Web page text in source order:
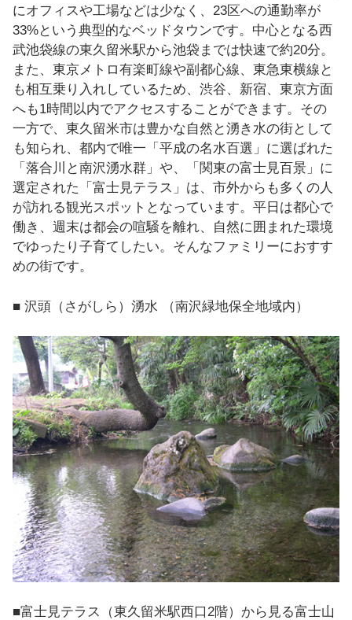
にオフィスや工場などは少なく、23区への通勤率が
33%という典型的なベッドタウンです。中心となる西
武池袋線の東久留米駅から池袋までは快速で約20分。
また、東京メトロ有楽町線や副都心線、東急東横線と
も相互乗り入れしているため、渋谷、新宿、東京方面
へも1時間以内でアクセスすることができます。その
一方で、東久留米市は豊かな自然と湧き水の街として
も知られ、都内で唯一「平成の名水百選」に選ばれた
「落合川と南沢湧水群」や、「関東の富士見百景」に
選定された「富士見テラス」は、市外からも多くの人
が訪れる観光スポットとなっています。平日は都心で
働き、週末は都会の喧騒を離れ、自然に囲まれた環境
でゆったり子育てしたい。そんなファミリーにおすす
めの街です。
■ 沢頭（さがしら）湧水 （南沢緑地保全地域内）
■富士見テラス（東久留米駅西口2階）から見る富士山